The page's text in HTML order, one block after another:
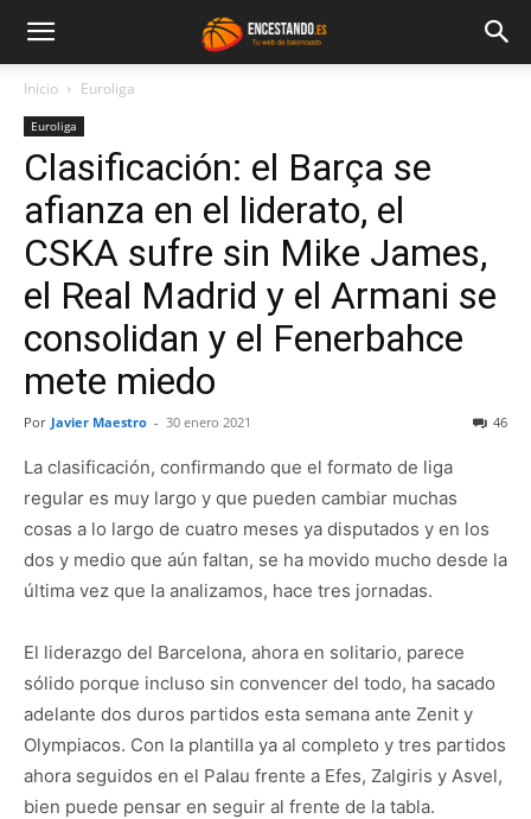
Inicio Euroliga
Euroliga
Clasificación: el Barça se
afianza en el liderato, el
CSKA sufre sin Mike James,
el Real Madrid y el Armani se
consolidan y el Fenerbahce
mete miedo
Por Javier Maestro - 30 enero 2021 46
La clasificación, confirmando que el formato de liga
regular es muy largo y que pueden cambiar muchas
cosas a lo largo de cuatro meses ya disputados y en los
dos y medio que aún faltan, se ha movido mucho desde la
última vez que la analizamos, hace tres jornadas.
El liderazgo del Barcelona, ahora en solitario, parece
sólido porque incluso sin convencer del todo, ha sacado
adelante dos duros partidos esta semana ante Zenit y
Olympiacos. Con la plantilla ya al completo y tres partidos
ahora seguidos en el Palau frente a Efes, Zalgiris y Asvel,
bien puede pensar en seguir al frente de la tabla.